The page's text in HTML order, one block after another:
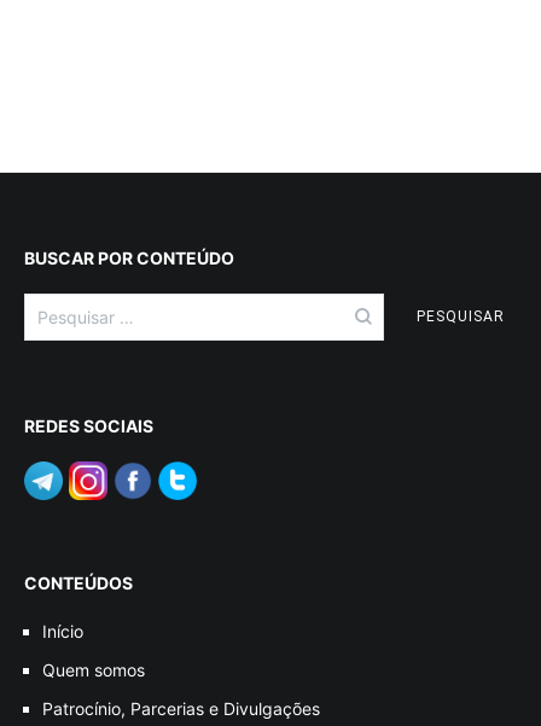
BUSCAR POR CONTEÚDO
por:
REDES SOCIAIS
CONTEÚDOS
Início
Quem somos
Patrocínio, Parcerias e Divulgações